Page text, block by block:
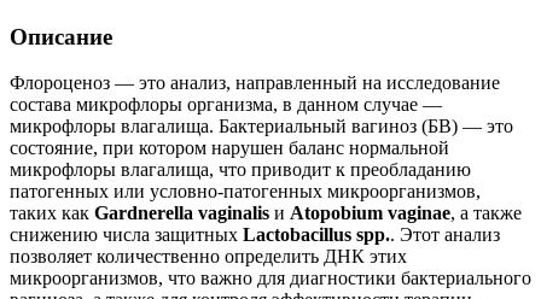
Описание
Флороценоз — это анализ, направленный на исследование
состава микрофлоры организма, в данном случае —
микрофлоры влагалища. Бактериальный вагиноз (БВ) — это
состояние, при котором нарушен баланс нормальной
микрофлоры влагалища, что приводит к преобладанию
патогенных или условно-патогенных микроорганизмов,
таких как Gardnerella vaginalis и Atopobium vaginae, а также
снижению числа защитных Lactobacillus spp.. Этот анализ
позволяет количественно определить ДНК этих
микроорганизмов, что важно для диагностики бактериального